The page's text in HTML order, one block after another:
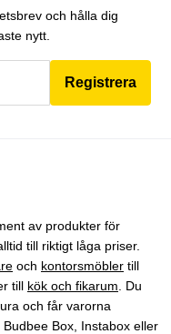
och hålla dig
nytt.
Registrera
av produkter för
till riktigt låga priser.
och kontorsmöbler till
till kök och fikarum . Du
och får varorna
Box, Instabox eller